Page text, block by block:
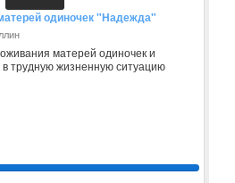
одиночек "Надежда"
матерей одиночек и
трудную жизненную ситуацию